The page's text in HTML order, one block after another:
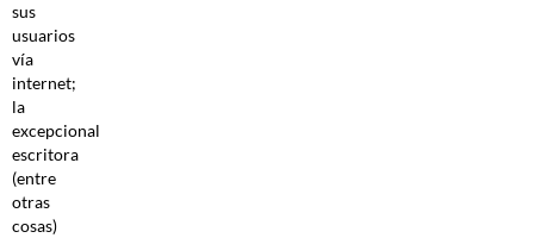
sus
usuarios
vía
internet;
la
excepcional
escritora
(entre
otras
cosas)